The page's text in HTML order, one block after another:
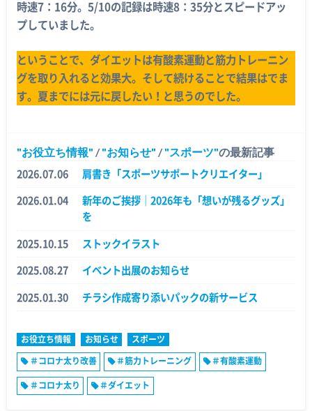
時速7：16分。5/10の記録は時速8：35分とスピードアッ
プしていました。
ということで、ダイエットは有酸素運動と筋力トレーニン
グを取り入れると効果大。そして続けることで結果はでま
す。夏までには元に戻したい！と思うのでした。
お役立ち情報 / お知らせ / スポーツ の最新記事
2026.07.06 肩書き「スポーツサポートクリエイター」
2026.01.04
新年のご挨拶｜2026年も「想いが残るグッズ」
を
2025.10.15 ストックイラスト
2025.08.27 イベント出展のお知らせ
2025.01.30 チラシ作成寄り添いパックの新サービス
お役立ち情報 お知らせ スポーツ
＃コロナ太り改善 ＃筋力トレーニング ＃有酸素運動
＃コロナ太り ＃ダイエット